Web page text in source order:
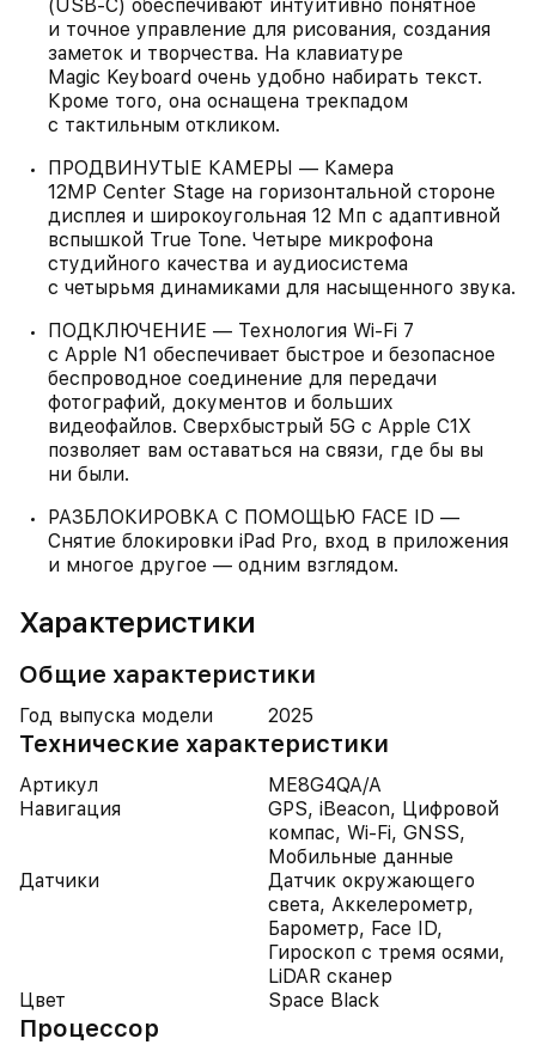
(USB‑C) обеспечивают интуитивно понятное
и точное управление для рисования, создания
заметок и творчества. На клавиатуре
Magic Keyboard очень удобно набирать текст.
Кроме того, она оснащена трекпадом
с тактильным откликом.
ПРОДВИНУТЫЕ КАМЕРЫ — Камера
12MP Center Stage на горизонтальной стороне
дисплея и широкоугольная 12 Мп с адаптивной
вспышкой True Tone. Четыре микрофона
студийного качества и аудиосистема
с четырьмя динамиками для насыщенного звука.
ПОДКЛЮЧЕНИЕ — Технология Wi‑Fi 7
с Apple N1 обеспечивает быстрое и безопасное
беспроводное соединение для передачи
фотографий, документов и больших
видеофайлов. Сверхбыстрый 5G с Apple C1X
позволяет вам оставаться на связи, где бы вы
ни были.
РАЗБЛОКИРОВКА С ПОМОЩЬЮ FACE ID —
Снятие блокировки iPad Pro, вход в приложения
и многое другое — одним взглядом.
Характеристики
Общие характеристики
Год выпуска модели 2025
Технические характеристики
Артикул
ME8G4QA/A
Навигация
GPS, iBeacon, Цифровой
компас, Wi-Fi, GNSS,
Мобильные данные
Датчики
Датчик окружающего
света, Аккелерометр,
Барометр, Face ID,
Гироскоп с тремя осями,
LiDAR сканер
Цвет
Space Black
Процессор